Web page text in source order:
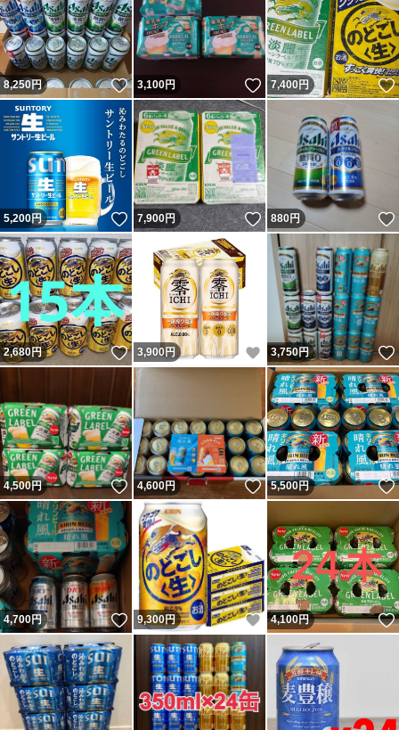
8,250円 いいね！
3,100円 いいね！
7,400円
5,200円 いいね！
7,900円 いいね！
880円
2,680円 いいね！
3,900円 いいね！
3,750円
4,500円 いいね！
4,600円 いいね！
5,500円
4,700円 いいね！
9,300円 いいね！
4,100円